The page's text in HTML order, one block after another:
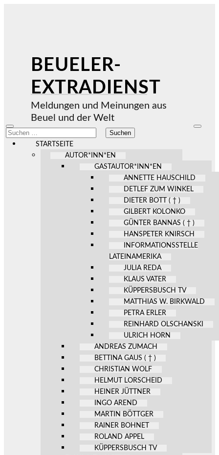
BEUELER-
EXTRADIENST
Meldungen und Meinungen aus
Beuel und der Welt
Mobile-
Menü
ein-/ausblenden
Suchen
nach:
STARTSEITE
AUTOR*INN*EN
GASTAUTOR*INN*EN
ANNETTE HAUSCHILD
DETLEF ZUM WINKEL
DIETER BOTT ( † )
GILBERT KOLONKO
GÜNTER BANNAS ( † )
HANSPETER KNIRSCH
INFORMATIONSSTELLE
LATEINAMERIKA
JULIA REDA
KLAUS VATER
KÜPPERSBUSCH TV
MATTHIAS W. BIRKWALD
PETRA ERLER
REINHARD OLSCHANSKI
ULRICH HORN
ANDREAS ZUMACH
BETTINA GAUS ( † )
CHRISTIAN WOLF
HELMUT LORSCHEID
HEINER JÜTTNER
INGO AREND
MARTIN BÖTTGER
RAINER BOHNET
ROLAND APPEL
KÜPPERSBUSCH TV